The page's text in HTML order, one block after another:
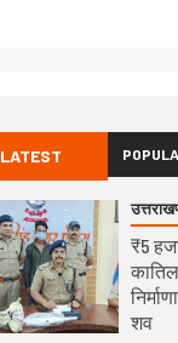
LATEST
₹5
शव